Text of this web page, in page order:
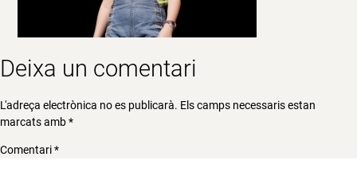
Deixa un comentari
L'adreça electrònica no es publicarà. Els camps necessaris estan
marcats amb*
Comentari*